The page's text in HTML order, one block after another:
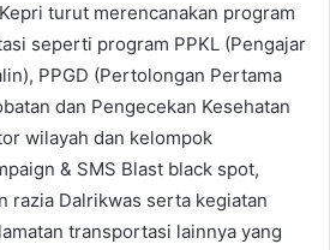
turut merencanakan program
seperti program PPKL (Pengajar
PPGD (Pertolongan Pertama
dan Pengecekan Kesehatan
wilayah dan kelompok
& SMS Blast black spot,
razia Dalrikwas serta kegiatan
transportasi lainnya yang